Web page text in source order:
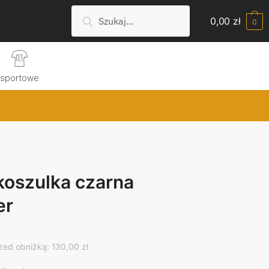
0,00 zł 0
Search
sportowe
czarna
obniżką: 130,00 zł